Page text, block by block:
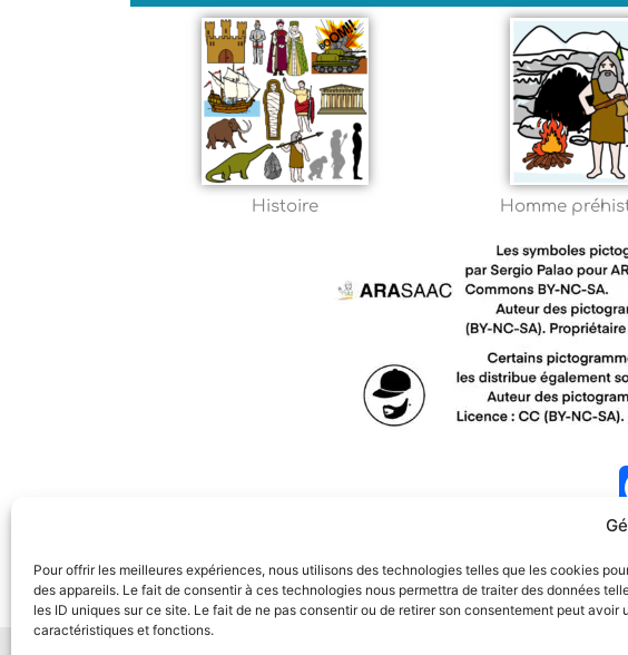
Pour offrir les meilleures expériences, nous utilisons des technologies telles que les cookies
des appareils. Le fait de consentir à ces technologies nous permettra de traiter des données
les ID uniques sur ce site. Le fait de ne pas consentir ou de retirer son consentement peut
caractéristiques et fonctions.
Histoire Homme
F
c
e